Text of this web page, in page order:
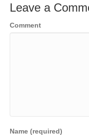
Leave a
Comment
Name (required)